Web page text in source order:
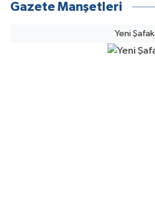
Gazete Manşetleri
Yeni Şafak